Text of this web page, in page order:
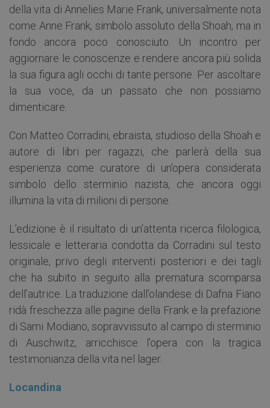
della vita di Annelies Marie Frank, universalmente nota
come Anne Frank, simbolo assoluto della Shoah, ma in
fondo ancora poco conosciuto. Un incontro per
aggiornare le conoscenze e rendere ancora più solida
la sua figura agli occhi di tante persone. Per ascoltare
la sua voce, da un passato che non possiamo
dimenticare.
Con Matteo Corradini, ebraista, studioso della Shoah e
autore di libri per ragazzi, che parlerà della sua
esperienza come curatore di un’opera considerata
simbolo dello sterminio nazista, che ancora oggi
illumina la vita di milioni di persone.
L’edizione è il risultato di un’attenta ricerca filologica,
lessicale e letteraria condotta da Corradini sul testo
originale, privo degli interventi posteriori e dei tagli
che ha subito in seguito alla prematura scomparsa
dell’autrice. La traduzione dall’olandese di Dafna Fiano
ridà freschezza alle pagine della Frank e la prefazione
di Sami Modiano, sopravvissuto al campo di sterminio
di Auschwitz, arricchisce l’opera con la tragica
testimonianza della vita nel lager.
Locandina